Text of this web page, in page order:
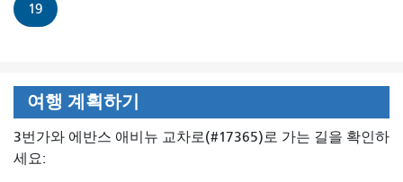
19
여행 계획하기
3번가와 에반스 애비뉴 교차로(#17365)로 가는 길을 확인하
세요: